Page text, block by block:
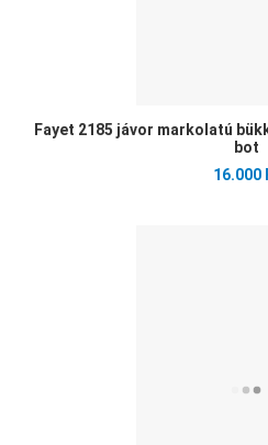
Fayet 2185 jávor markolatú
bot
16.000